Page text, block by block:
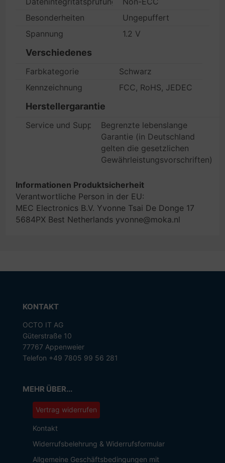
Besonderheiten
Ungepuffert
Spannung
1.2 V
Verschiedenes
Farbkategorie
Schwarz
Kennzeichnung
FCC, RoHS, JEDEC
Herstellergarantie
Service und SupportBegrenzte lebenslange
Garantie (in Deutschland
gelten die gesetzlichen
Gewährleistungsvorschriften)
Informationen Produktsicherheit
Verantwortliche Person in der EU:
MEC Electronics B.V. Yvonne Tsai De Donge 17
5684PX Best Netherlands yvonne@moka.nl
KONTAKT
OCTO IT AG
Güterstraße 10
77767 Appenweier
Telefon +49 7805 99 56 281
MEHR ÜBER...
Vertrag widerrufen
Kontakt
Widerrufsbelehrung & Widerrufsformular
Allgemeine Geschäftsbedingungen mit